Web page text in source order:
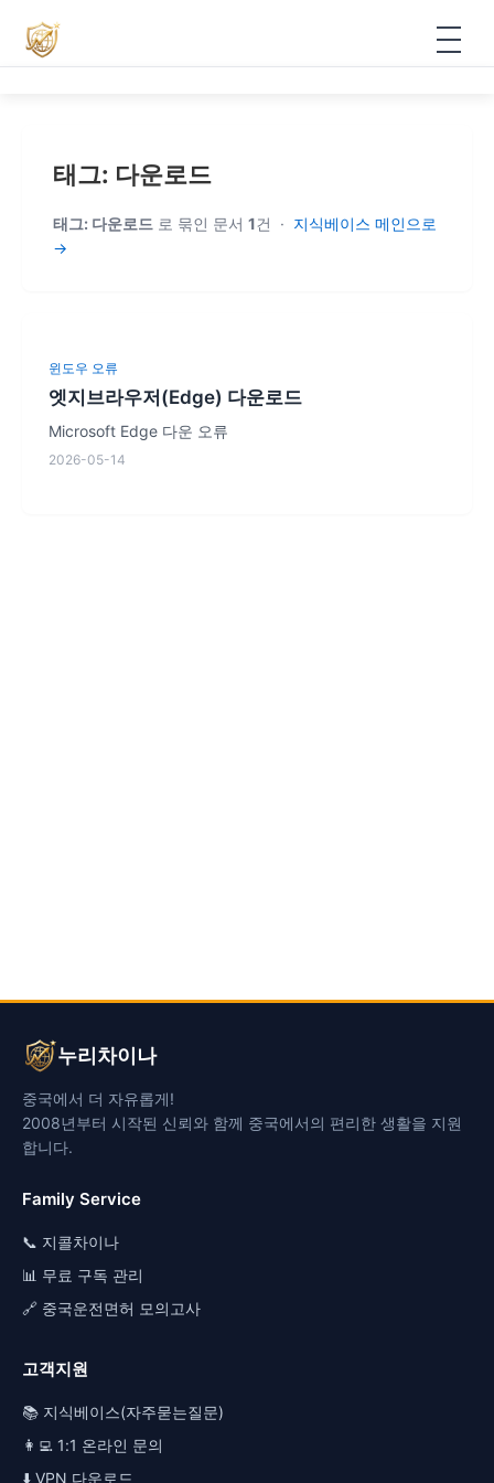
VPN 요금제 안내
VPN 크레딧 적립
VPN 사용 설명서
📚 지식베이스
📞 지콜차이나
🇰🇷 무료 도구함
회원가입
태그: 다운로드
태그: 다운로드 로 묶인 문서 1건 · 지식베이스 메인으로
→
윈도우 오류
엣지브라우저(Edge) 다운로드
Microsoft Edge 다운 오류
2026-05-14
누리차이나
중국에서 더 자유롭게!
2008년부터 시작된 신뢰와 함께 중국에서의 편리한 생활을 지원
합니다.
Family Service
📞 지콜차이나
📊 무료 구독 관리
🔗 중국운전면허 모의고사
고객지원
📚 지식베이스(자주묻는질문)
👩‍💻 1:1 온라인 문의
⬇️ VPN 다운로드